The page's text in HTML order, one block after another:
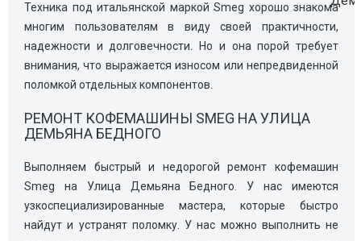
Техника под итальянской маркой Smeg хорошо знакома
многим пользователям в виду своей практичности,
надежности и долговечности. Но и она порой требует
внимания, что выражается износом или непредвиденной
поломкой отдельных компонентов.
РЕМОНТ КОФЕМАШИНЫ SMEG НА УЛИЦА
ДЕМЬЯНА БЕДНОГО
Выполняем быстрый и недорогой ремонт кофемашин
Smeg на Улица Демьяна Бедного. У нас имеются
узкоспециализированные мастера, которые быстро
найдут и устранят поломку. У нас можно выполнить не